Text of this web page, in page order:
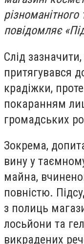
повідомляє
Слід
притягувався
крадіжки,
покаранням
громадських
Зокрема,
вину у
майна,
повністю.
з полиць
лосьйони та
викрадених